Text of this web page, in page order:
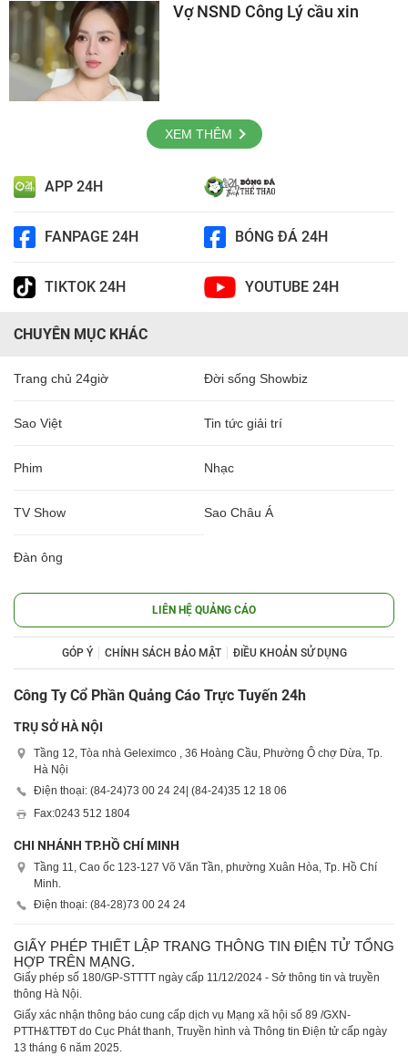
Vợ NSND Công Lý cầu xin
XEM THÊM
APP 24H
FANPAGE 24H BÓNG ĐÁ 24H
TIKTOK 24H YOUTUBE 24H
CHUYÊN MỤC KHÁC
Trang chủ 24giờ Đời sống Showbiz
Sao Việt Tin tức giải trí
Phim Nhạc
TV Show Sao Châu Á
Đàn ông
LIÊN HỆ QUẢNG CÁO
GÓP Ý CHÍNH SÁCH BẢO MẬT ĐIỀU KHOẢN SỬ DỤNG
Công Ty Cổ Phần Quảng Cáo Trực Tuyến 24h
TRỤ SỞ HÀ NỘI
Tầng 12, Tòa nhà Geleximco , 36 Hoàng Cầu, Phường Ô chợ Dừa, Tp.
Hà Nội
Điện thoại: (84-24)73 00 24 24| (84-24)35 12 18 06
Fax:0243 512 1804
CHI NHÁNH TP.HỒ CHÍ MINH
Tầng 11, Cao ốc 123-127 Võ Văn Tần, phường Xuân Hòa, Tp. Hồ Chí
Minh.
Điện thoại: (84-28)73 00 24 24
GIẤY PHÉP THIẾT LẬP TRANG THÔNG TIN ĐIỆN TỬ TỔNG
HỢP TRÊN MẠNG.
Giấy phép số 180/GP-STTTT ngày cấp 11/12/2024 - Sở thông tin và truyền
thông Hà Nội.
Giấy xác nhận thông báo cung cấp dịch vụ Mạng xã hội số 89 /GXN-
PTTH&TTĐT do Cục Phát thanh, Truyền hình và Thông tin Điện tử cấp ngày
13 tháng 6 năm 2025.